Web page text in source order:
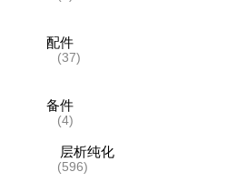
配件
(37)
备件
(4)
层析纯化
(596)